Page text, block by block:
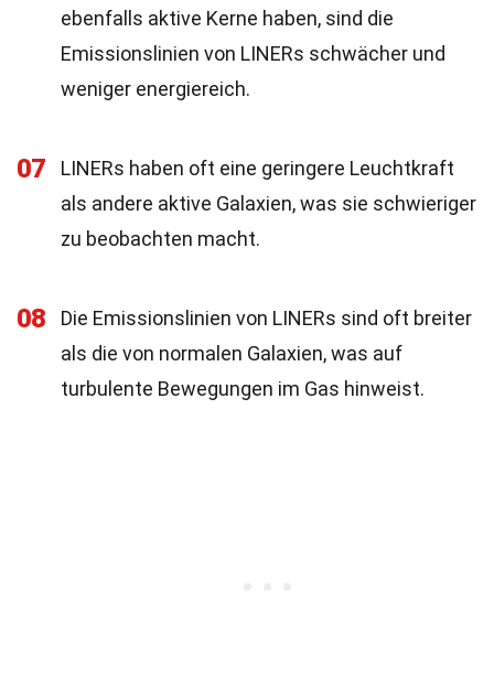
ebenfalls aktive Kerne haben, sind die
Emissionslinien von LINERs schwächer und
weniger energiereich.
07
LINERs haben oft eine geringere Leuchtkraft
als andere aktive Galaxien, was sie schwieriger
zu beobachten macht.
08
Die Emissionslinien von LINERs sind oft breiter
als die von normalen Galaxien, was auf
turbulente Bewegungen im Gas hinweist.